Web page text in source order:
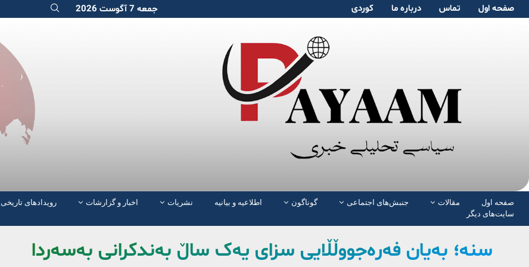
صفحە اول تماس دربارە ما کوردی جمعه 7 آگوست 2026
صفحە اول مقالات جنبش‌های اجتماعی گوناگون اطلاعیه و بیانیه نشریات اخبار و گزارشات رویدادهای تاریخی
سایت‌های دیگر
سنە؛ بەیان فەرەجووڵڵایی سزای یەک ساڵ بەندکرانی بەسەردا